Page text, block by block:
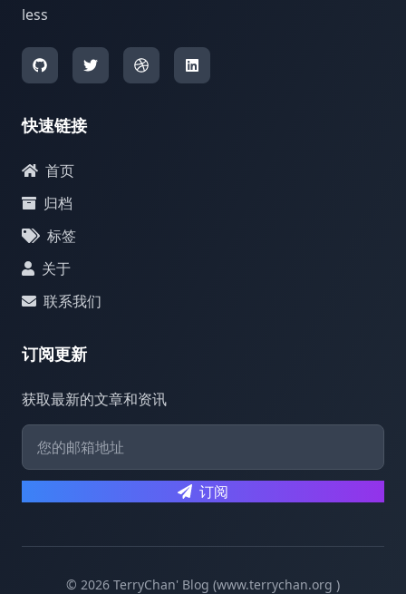
less
快速链接
首页
归档
标签
关于
联系我们
订阅更新
获取最新的文章和资讯
订阅
© 2026 TerryChan' Blog (www.terrychan.org )